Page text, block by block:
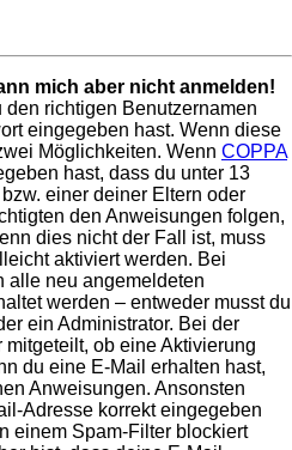
mich aber nicht anmelden!
den richtigen Benutzernamen
eingegeben hast. Wenn diese
Möglichkeiten. Wenn COPPA
hast, dass du unter 13
einer deiner Eltern oder
den Anweisungen folgen,
dies nicht der Fall ist, muss
aktiviert werden. Bei
alle neu angemeldeten
werden – entweder musst du
ein Administrator. Bei der
ob eine Aktivierung
du eine E-Mail erhalten hast,
Anweisungen. Ansonsten
Adresse korrekt eingegeben
einem Spam-Filter blockiert